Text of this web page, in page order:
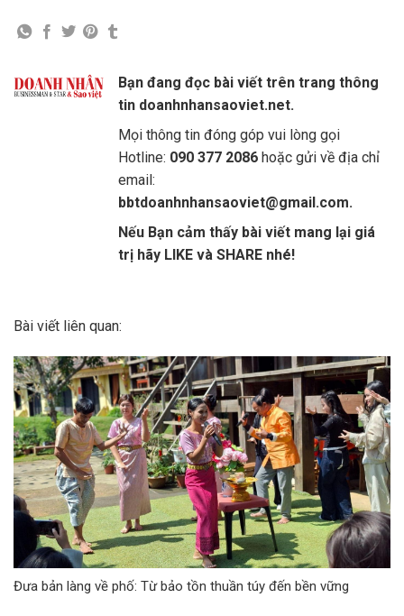
Bạn đang đọc bài viết trên trang thông
tin doanhnhansaoviet.net.
Mọi thông tin đóng góp vui lòng gọi
Hotline: 090 377 2086 hoặc gửi về địa chỉ
email:
bbtdoanhnhansaoviet@gmail.com.
Nếu Bạn cảm thấy bài viết mang lại giá
trị hãy LIKE và SHARE nhé!
Bài viết liên quan:
Đưa bản làng về phố: Từ bảo tồn thuần túy đến bền vững